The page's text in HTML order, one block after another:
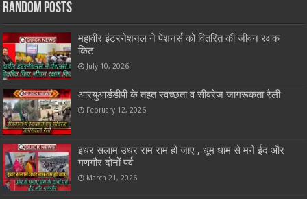
Random Posts
महावीर इंटरनेशनल ने पेंशनर्स को वितरित की जीवन रक्षक
किट
July 10, 2026
आरयुआर्डडीपी के तहत स्वच्छता व सीवरेज जागरूकता रैली
February 12, 2026
इधर सलाम उधर राम राम हो जाए , धूम धाम से मने ईद और
गणगौर दोनों पर्व
March 21, 2026